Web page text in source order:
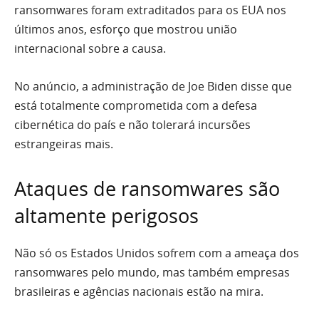
ransomwares foram extraditados para os EUA nos
últimos anos, esforço que mostrou união
internacional sobre a causa.
No anúncio, a administração de Joe Biden disse que
está totalmente comprometida com a defesa
cibernética do país e não tolerará incursões
estrangeiras mais.
Ataques de ransomwares são
altamente perigosos
Não só os Estados Unidos sofrem com a ameaça dos
ransomwares pelo mundo, mas também empresas
brasileiras e agências nacionais estão na mira.